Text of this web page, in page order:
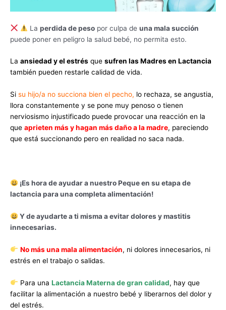
Laperdida de peso por culpa deuna mala succión
puede poner en peligro la salud bebé, no permita esto.
La ansiedad y el estrés que sufren las Madres en Lactancia
también pueden restarle calidad de vida.
Si su hijo/a no succiona bien el pecho, lo rechaza, se angustia,
llora constantemente y se pone muy penoso o tienen
nerviosismo injustificado puede provocar una reacción en la
que aprieten más y hagan más daño a la madre, pareciendo
que está succionando pero en realidad no saca nada.
¡Es hora de ayudar a nuestro Peque en su etapa de
lactancia para una completa alimentación!
Y de ayudarte a ti misma a evitar dolores y mastitis
innecesarias.
No más una mala alimentación, ni dolores innecesarios, ni
estrés en el trabajo o salidas.
Para una Lactancia Materna de gran calidad, hay que
facilitar la alimentación a nuestro bebé y liberarnos del dolor y
del estrés.